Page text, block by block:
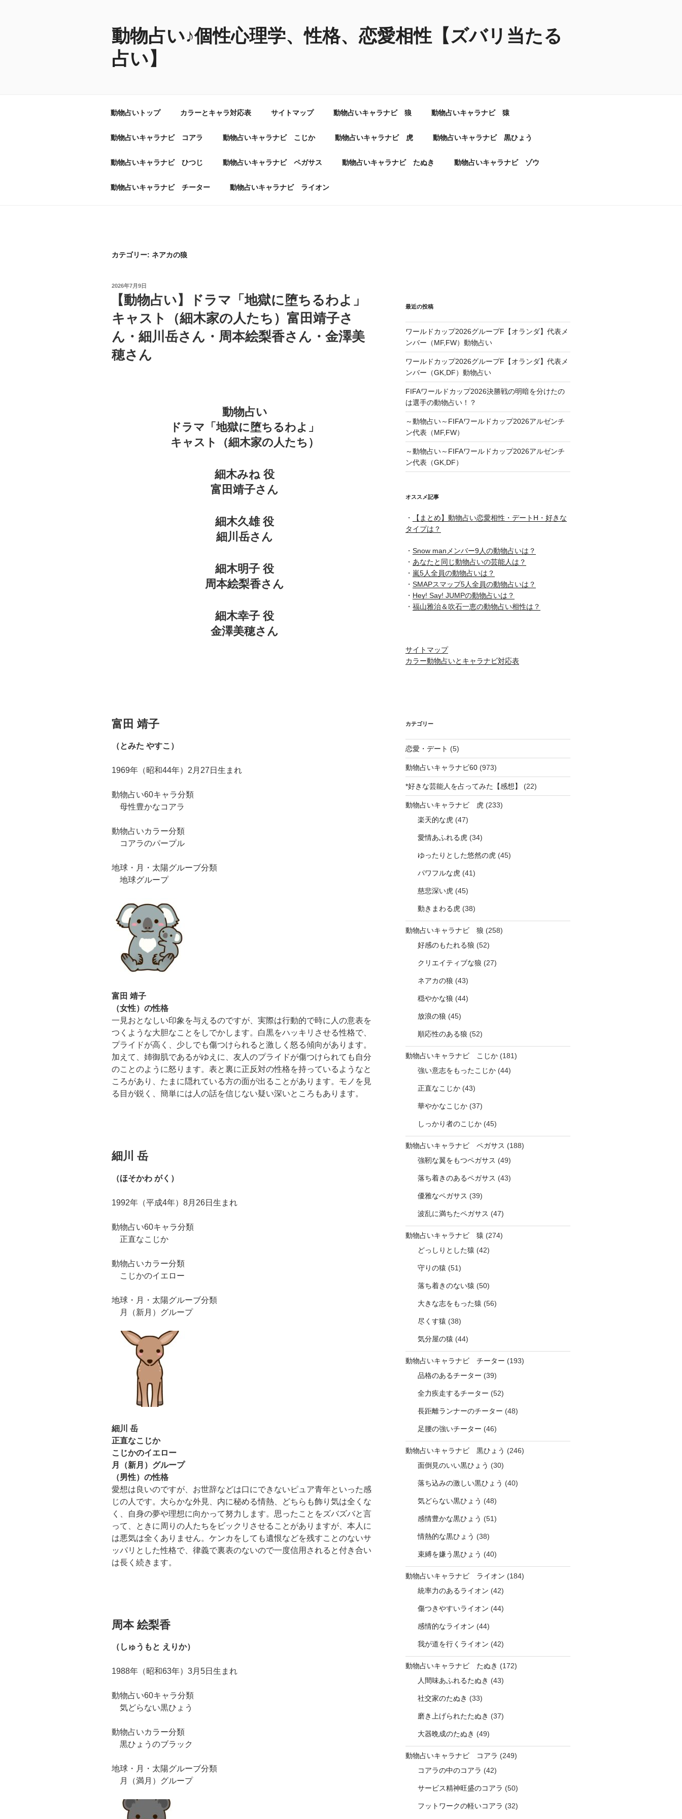
動物占い♪個性心理学、性格、恋愛相性【ズバリ当たる
占い】
動物占いトップ カラーとキャラ対応表 サイトマップ 動物占いキャラナビ 狼 動物占いキャラナビ 猿
動物占いキャラナビ コアラ 動物占いキャラナビ こじか 動物占いキャラナビ 虎 動物占いキャラナビ 黒ひょう
動物占いキャラナビ ひつじ 動物占いキャラナビ ペガサス 動物占いキャラナビ たぬき 動物占いキャラナビ ゾウ
動物占いキャラナビ チーター 動物占いキャラナビ ライオン
カテゴリー: ネアカの狼
投
2026年7月9日
【動物占い】ドラマ「地獄に堕ちるわよ」
キャスト（細木家の人たち）富田靖子さ
ん・細川岳さん・周本絵梨香さん・金澤美
穂さん
動物占い
ドラマ「地獄に堕ちるわよ」
キャスト（細木家の人たち）
細木みね 役
富田靖子さん
細木久雄 役
細川岳さん
細木明子 役
周本絵梨香さん
細木幸子 役
金澤美穂さん
富田 靖子
（とみた やすこ）
1969年（昭和44年）2月27日生まれ
動物占い60キャラ分類
母性豊かなコアラ
動物占いカラー分類
コアラのパープル
地球・月・太陽グルーブ分類
地球グループ
富田 靖子
（女性）の性格
一見おとなしい印象を与えるのですが、実際は行動的で時に人の意表を
つくような大胆なことをしでかします。白黒をハッキリさせる性格で、
プライドが高く、少しでも傷つけられると激しく怒る傾向があります。
加えて、姉御肌であるがゆえに、友人のプライドが傷つけられても自分
のことのように怒ります。表と裏に正反対の性格を持っているようなと
ころがあり、たまに隠れている方の面が出ることがあります。モノを見
る目が鋭く、簡単には人の話を信じない疑い深いところもあります。
細川 岳
（ほそかわ がく）
1992年（平成4年）8月26日生まれ
動物占い60キャラ分類
正直なこじか
動物占いカラー分類
こじかのイエロー
地球・月・太陽グルーブ分類
月（新月）グループ
細川 岳
正直なこじか
こじかのイエロー
月（新月）グループ
（男性）の性格
愛想は良いのですが、お世辞などは口にできないピュア青年といった感
じの人です。大らかな外見、内に秘める情熱、どちらも飾り気は全くな
く、自身の夢や理想に向かって努力します。思ったことをズバズバと言
って、ときに周りの人たちをビックリさせることがありますが、本人に
は悪気は全くありません。ケンカをしても遺恨などを残すことのないサ
ッパリとした性格で、律義で裏表のないので一度信用されると付き合い
は長く続きます。
周本 絵梨香
（しゅうもと えりか）
1988年（昭和63年）3月5日生まれ
動物占い60キャラ分類
気どらない黒ひょう
動物占いカラー分類
黒ひょうのブラック
地球・月・太陽グルーブ分類
月（満月）グループ
最近の投稿
ワールドカップ2026グループF【オランダ】代表メ
ンバー（MF,FW）動物占い
ワールドカップ2026グループF【オランダ】代表メ
ンバー（GK,DF）動物占い
FIFAワールドカップ2026決勝戦の明暗を分けたの
は選手の動物占い！？
～動物占い～FIFAワールドカップ2026アルゼンチ
ン代表（MF,FW）
～動物占い～FIFAワールドカップ2026アルゼンチ
ン代表（GK,DF）
オススメ記事
・
【まとめ】動物占い恋愛相性・デートH・好きな
タイプは？
・ Snow manメンバー9人の動物占いは？
・ あなたと同じ動物占いの芸能人は？
・ 嵐5人全員の動物占いは？
・ SMAPスマップ5人全員の動物占いは？
・ Hey! Say! JUMPの動物占いは？
・ 福山雅治＆吹石一恵の動物占い相性は？
サイトマップ
カラー動物占いとキャラナビ対応表
カテゴリー
恋愛・デート (5)
動物占いキャラナビ60(973)
*好きな芸能人を占ってみた【感想】 (22)
動物占いキャラナビ 虎(233)
楽天的な虎(47)
愛情あふれる虎(34)
ゆったりとした悠然の虎(45)
パワフルな虎(41)
慈悲深い虎(45)
動きまわる虎(38)
動物占いキャラナビ 狼 (258)
好感のもたれる狼 (52)
クリエイティブな狼 (27)
ネアカの狼 (43)
穏やかな狼 (44)
放浪の狼 (45)
順応性のある狼 (52)
動物占いキャラナビ こじか(181)
強い意志をもったこじか(44)
正直なこじか(43)
華やかなこじか(37)
しっかり者のこじか(45)
動物占いキャラナビ ペガサス (188)
強靭な翼をもつペガサス (49)
落ち着きのあるペガサス (43)
優雅なペガサス (39)
波乱に満ちたペガサス (47)
動物占いキャラナビ 猿 (274)
どっしりとした猿 (42)
守りの猿 (51)
落ち着きのない猿 (50)
大きな志をもった猿 (56)
尽くす猿 (38)
気分屋の猿 (44)
動物占いキャラナビ チーター (193)
品格のあるチーター (39)
全力疾走するチーター (52)
長距離ランナーのチーター (48)
足腰の強いチーター (46)
動物占いキャラナビ 黒ひょう (246)
面倒見のいい黒ひょう (30)
落ち込みの激しい黒ひょう (40)
気どらない黒ひょう (48)
感情豊かな黒ひょう (51)
情熱的な黒ひょう (38)
束縛を嫌う黒ひょう (40)
動物占いキャラナビ ライオン (184)
統率力のあるライオン (42)
傷つきやすいライオン (44)
感情的なライオン (44)
我が道を行くライオン (42)
動物占いキャラナビ たぬき (172)
人間味あふれるたぬき (43)
社交家のたぬき (33)
磨き上げられたたぬき (37)
大器晩成のたぬき (49)
動物占いキャラナビ コアラ (249)
コアラの中のコアラ (42)
サービス精神旺盛のコアラ (50)
フットワークの軽いコアラ (32)